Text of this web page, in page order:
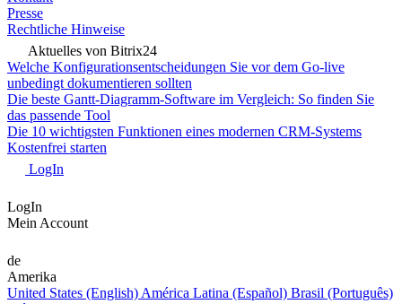
Presse
Rechtliche Hinweise
Aktuelles von Bitrix24
Welche Konfigurationsentscheidungen Sie vor dem Go-live
unbedingt dokumentieren sollten
Die beste Gantt-Diagramm-Software im Vergleich: So finden Sie
das passende Tool
Die 10 wichtigsten Funktionen eines modernen CRM-Systems
Kostenfrei starten
LogIn
LogIn
Mein Account
de
Amerika
United States (English) América Latina (Español) Brasil (Português)